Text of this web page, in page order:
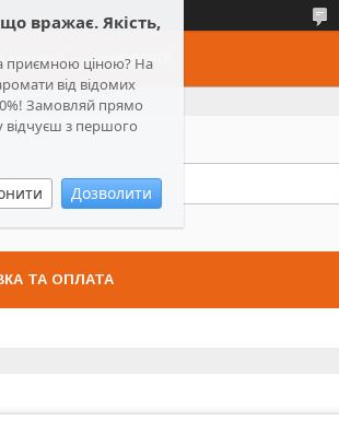
вражає. Якість,
приємною ціною? На
від відомих
Замовляй прямо
відчуєш з першого
Дозволити
кишені — замовляй!
ТА ОПЛАТА